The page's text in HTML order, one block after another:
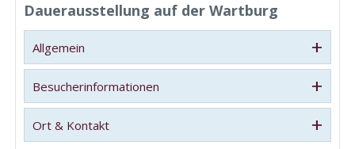
Dauerausstellung auf der Wartburg
Allgemein +
Besucherinformationen +
Ort & Kontakt +